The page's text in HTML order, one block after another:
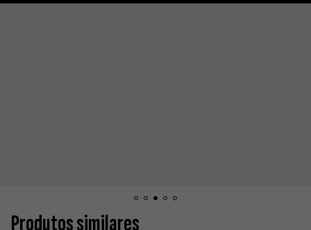
Produtos similares